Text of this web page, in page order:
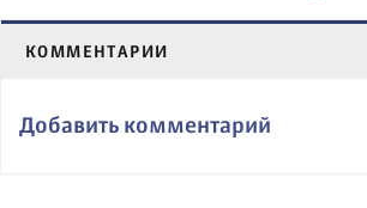
КОММЕНТАРИИ
Добавить комментарий